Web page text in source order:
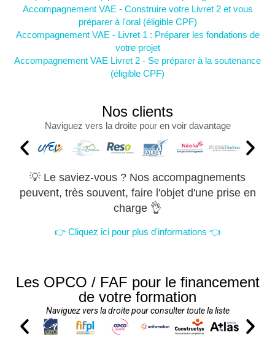
Accompagnement VAE - Construire votre Livret 2 et vous
préparer à l'oral (éligible CPF)
Accompagnement VAE - Livret 1 : Préparer les fondations de
votre projet
Accompagnement VAE Livret 2 - Se préparer à la soutenance
(éligible CPF)
Nos clients
Naviguez vers la droite pour en voir davantage
💡 Le saviez-vous ? Nos accompagnements
peuvent, très souvent, faire l'objet d'une prise en
charge 👌
👉 Cliquez ici pour plus d'informations 👈
Les OPCO / FAF pour le financement
de votre formation
Naviguez vers la droite pour consulter toute la liste